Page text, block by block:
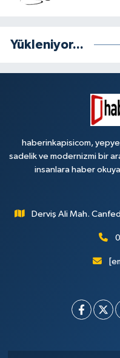
Yükleniyor...
haberinkapisicom,
sadelik ve modernizmi bir
insanlara haber
Derviş Ali Mah.